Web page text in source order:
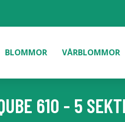
BLOMMOR VÅRBLOMMOR
610 - 5